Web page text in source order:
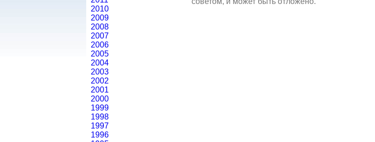
2010
2009
2008
2007
2006
2005
2004
2003
2002
2001
2000
1999
1998
1997
1996